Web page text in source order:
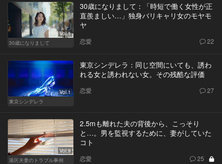
Vol.1
30歳になりまして
30歳になりまして：「時短で働く女性が正
直羨ましい…」独身バリキャリ女のモヤモ
ヤ
恋愛 22
Vol.1
東京シンデレラ
東京シンデレラ：同じ空間にいても、誘わ
れる女と誘われない女。その残酷な評価
恋愛 27
Vol.9
港区夫妻のトラブル事例
2.5mも離れた夫の背後から、こっそり
と…。男を監視するために、妻がしていた
コト
恋愛 25